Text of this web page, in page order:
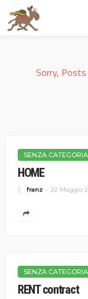
Sorry,
SENZA CATEGORIA
HOME
franz 22 Maggio
SENZA CATEGORIA
RENT contract